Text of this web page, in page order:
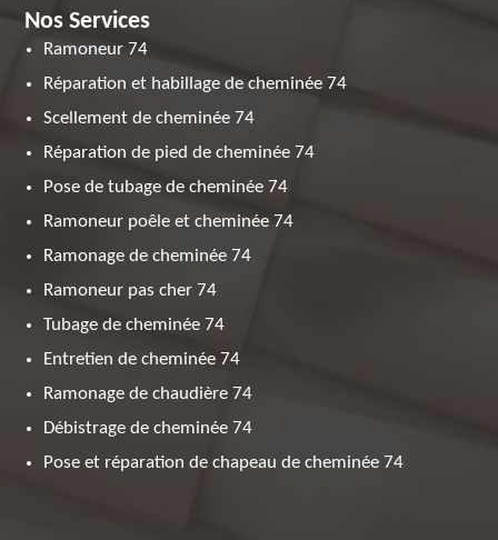
Nos Services
Ramoneur 74
Réparation et habillage de cheminée 74
Scellement de cheminée 74
Réparation de pied de cheminée 74
Pose de tubage de cheminée 74
Ramoneur poêle et cheminée 74
Ramonage de cheminée 74
Ramoneur pas cher 74
Tubage de cheminée 74
Entretien de cheminée 74
Ramonage de chaudière 74
Débistrage de cheminée 74
Pose et réparation de chapeau de cheminée 74